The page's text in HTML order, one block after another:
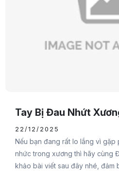
Tay Bị Đau Nhứt
22/12/2025
Nếu bạn đang rất lo lắng vì gặp
nhức trong xương thì hãy cùng
khảo bài viết sau đây nhé, đảm